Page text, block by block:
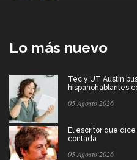
Lo más nuevo
Tec y UT Austin
hispanohablantes
05 Agosto 2026
El escritor que
contada
05 Agosto 2026